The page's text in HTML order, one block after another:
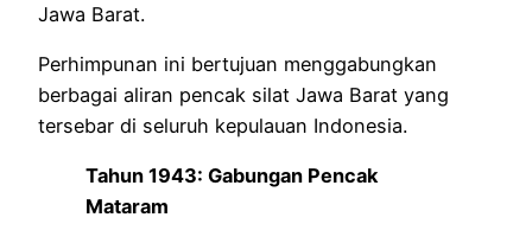
Jawa Barat.
Perhimpunan ini bertujuan menggabungkan
berbagai aliran pencak silat Jawa Barat yang
tersebar di seluruh kepulauan Indonesia.
Tahun 1943: Gabungan Pencak
Mataram